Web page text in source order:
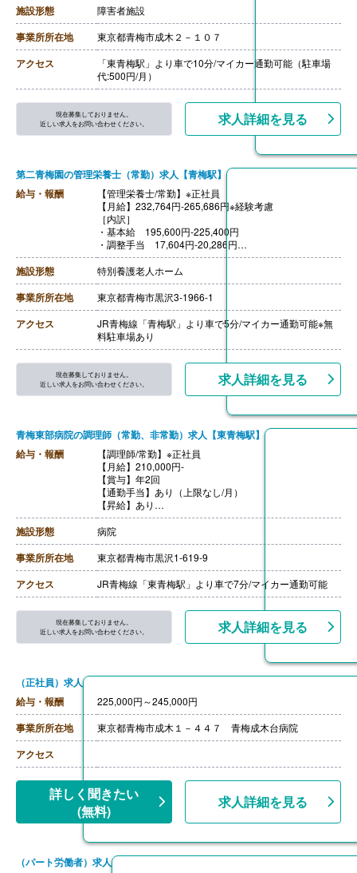
【賞与】年2回（計4ヶ月分）※前年度実績
【通勤手当】あり（上限35,000円/月）
【昇給】あり（1月あたり2.20％）※前年度実績
【退職金】あり※共済加入、勤続1年以上
施設形態 障害者施設
事業所所在地 東京都青梅市成木２－１０７
アクセス
「東青梅駅」より車で10分/マイカー通勤可能（駐車場
代:500円/月）
現在募集しておりません。
近しい求人をお問い合わせください。
求人詳細を見る
第二青梅園の管理栄養士（常勤）求人【青梅駅】
給与・報酬
【管理栄養士/常勤】※正社員
【月給】232,764円-265,686円※経験考慮
［内訳］
・基本給 195,600円-225,400円
・調整手当 17,604円-20,286円
・特別業務手当 19,560円-20,000円
［その他手当］
・家族手当
・住宅手当
【賞与】年3回（計4.60ヶ月分）※前年度実績
【通勤手当】あり（上限25,000円/月）※ガソリン代規定
内支給
【昇給】あり（1月あたり3,300円-3,400円）※前年度実
【退職金】あり※退職金共済加入
施設形態 特別養護老人ホーム
事業所所在地 東京都青梅市黒沢3-1966-1
アクセス
JR青梅線「青梅駅」より車で5分/マイカー通勤可能※無
料駐車場あり
現在募集しておりません。
近しい求人をお問い合わせください。
求人詳細を見る
青梅東部病院の調理師（常勤、非常勤）求人【東青梅駅】
給与・報酬
【調理師/常勤】※正社員
【月給】210,000円-
【賞与】年2回
【通勤手当】あり（上限なし/月）
【昇給】あり
【退職金】なし
施設形態 病院
事業所所在地 東京都青梅市黒沢1-619-9
アクセス JR青梅線「東青梅駅」より車で7分/マイカー通勤可能
現在募集しておりません。
近しい求人をお問い合わせください。
求人詳細を見る
（正社員）求人
給与・報酬
225,000円～245,000円
事業所所在地 東京都青梅市成木１－４４７ 青梅成木台病院
アクセス
詳しく聞きたい
(無料)
求人詳細を見る
（パート労働者）求人